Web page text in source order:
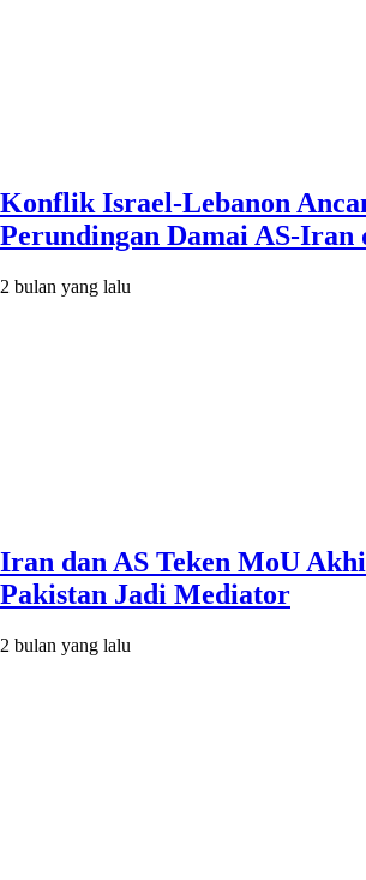
Konflik Israel-Lebanon
Perundingan Damai AS-Iran
2 bulan yang lalu
Iran dan AS Teken MoU
Pakistan Jadi Mediator
2 bulan yang lalu